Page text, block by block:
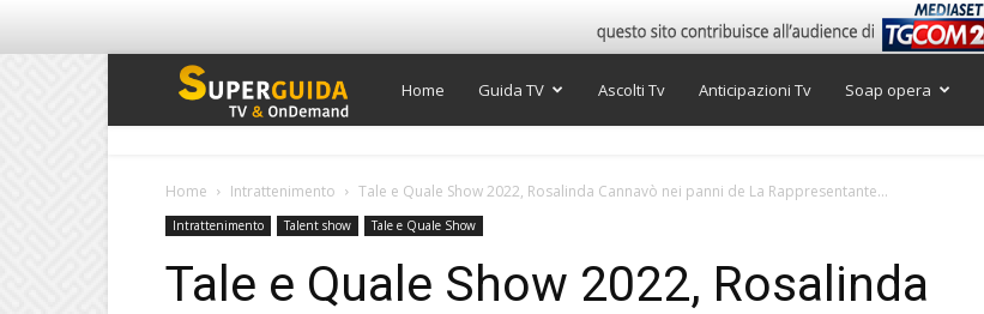
Super
TV
Home Guida TV Ascolti Tv Anticipazioni Tv Soap opera
Home Intrattenimento Tale e Quale Show 2022, Rosalinda Cannavò nei panni de La Rappresentante...
Intrattenimento Talent show Tale e Quale Show
Tale e Quale Show 2022, Rosalinda